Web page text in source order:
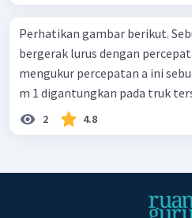
Perhatikan gambar berikut. Sebuah truk dengan berat w
bergerak lurus dengan
mengukur percepatan a ini
m 1 digantungkan pada truk
2 4.8